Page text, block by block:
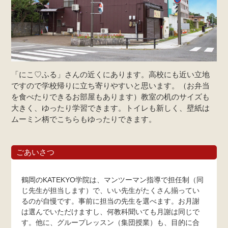
「にこ♡ふる」さんの近くにあります。高校にも近い立地
ですので学校帰りに立ち寄りやすいと思います。（お弁当
を食べたりできるお部屋もあります）教室の机のサイズも
大きく、ゆったり学習できます。トイレも新しく、壁紙は
ムーミン柄でこちらもゆったりできます。
ごあいさつ
鶴岡のKATEKYO学院は、マンツーマン指導で担任制（同
じ先生が担当します）で、いい先生がたくさん揃ってい
るのが自慢です。事前に担当の先生を選べます。お月謝
は選んでいただけますし、何教科聞いても月謝は同じで
す。他に、グループレッスン（集団授業）も、目的に合